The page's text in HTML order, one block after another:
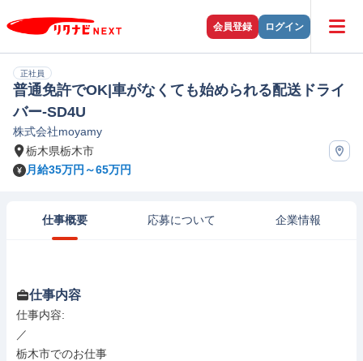
会員登録 ログイン
正社員
普通免許でOK|車がなくても始められる配送ドライ
バー-SD4U
株式会社moyamy
栃木県栃木市
月給35万円～65万円
仕事概要 応募について 企業情報
仕事内容
仕事内容:
／
栃木市でのお仕事